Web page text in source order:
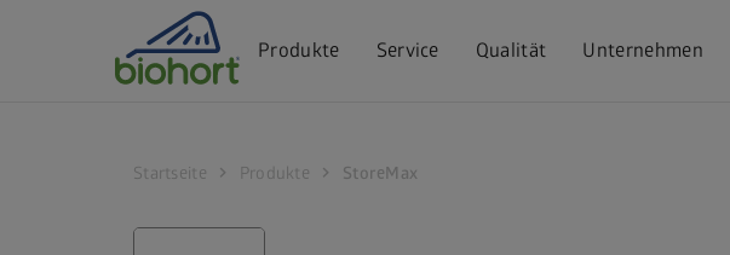
Produkte
Service Qualität Unternehmen
Startseite chevron_right Produkte chevron_right StoreMax